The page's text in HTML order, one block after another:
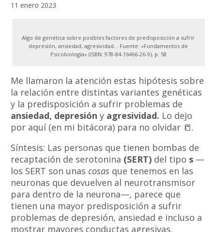
11 enero 2023
Algo de genética sobre posibles factores de predisposición a sufrir
depresión, ansiedad, agresividad… Fuente: «Fundamentos de
Psicobiología» (ISBN: 978-84-16466-26-9), p. 58
Me llamaron la atención estas hipótesis sobre
la relación entre distintas variantes genéticas
y la predisposición a sufrir problemas de
ansiedad, depresión y agresividad. Lo dejo
por aquí (en mi bitácora) para no olvidar 📒.
Síntesis: Las personas que tienen bombas de
recaptación de serotonina (SERT) del tipo s —
los SERT son unas cosas que tenemos en las
neuronas que devuelven al neurotransmisor
para dentro de la neurona—, parece que
tienen una mayor predisposición a sufrir
problemas de depresión, ansiedad e incluso a
mostrar mayores conductas agresivas.